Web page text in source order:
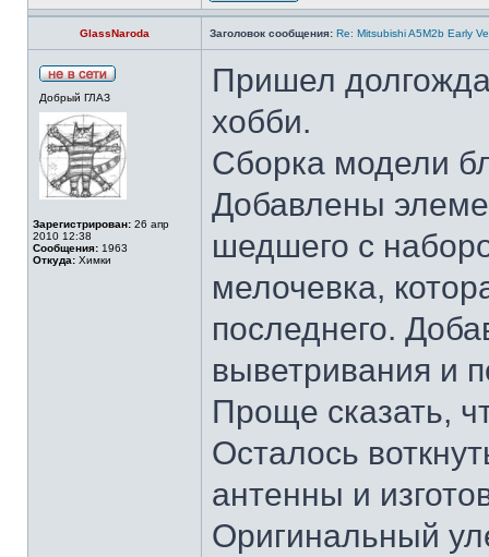
GlassNaroda Заголовок сообщения: Re: Mitsubishi A5M2b Early
Добрый ГЛАЗ
Зарегистрирован: 26 апр
2010 12:38
Сообщения: 1963
Откуда: Химки
Пришел
хобби.
Сборка модели
Добавлены
шедшего с
мелочевка,
последнего.
выветривания и
Проще сказать,
Осталось
антенны и
Оригинальный